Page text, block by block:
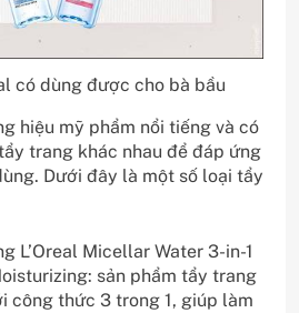
có dùng được cho bà bầu
hiệu mỹ phẩm nổi tiếng và có
trang khác nhau để đáp ứng
Dưới đây là một số loại tẩy
L’Oreal Micellar Water 3-in-1
sản phẩm tẩy trang
công thức 3 trong 1, giúp làm